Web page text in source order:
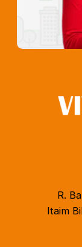
R.
Itaim